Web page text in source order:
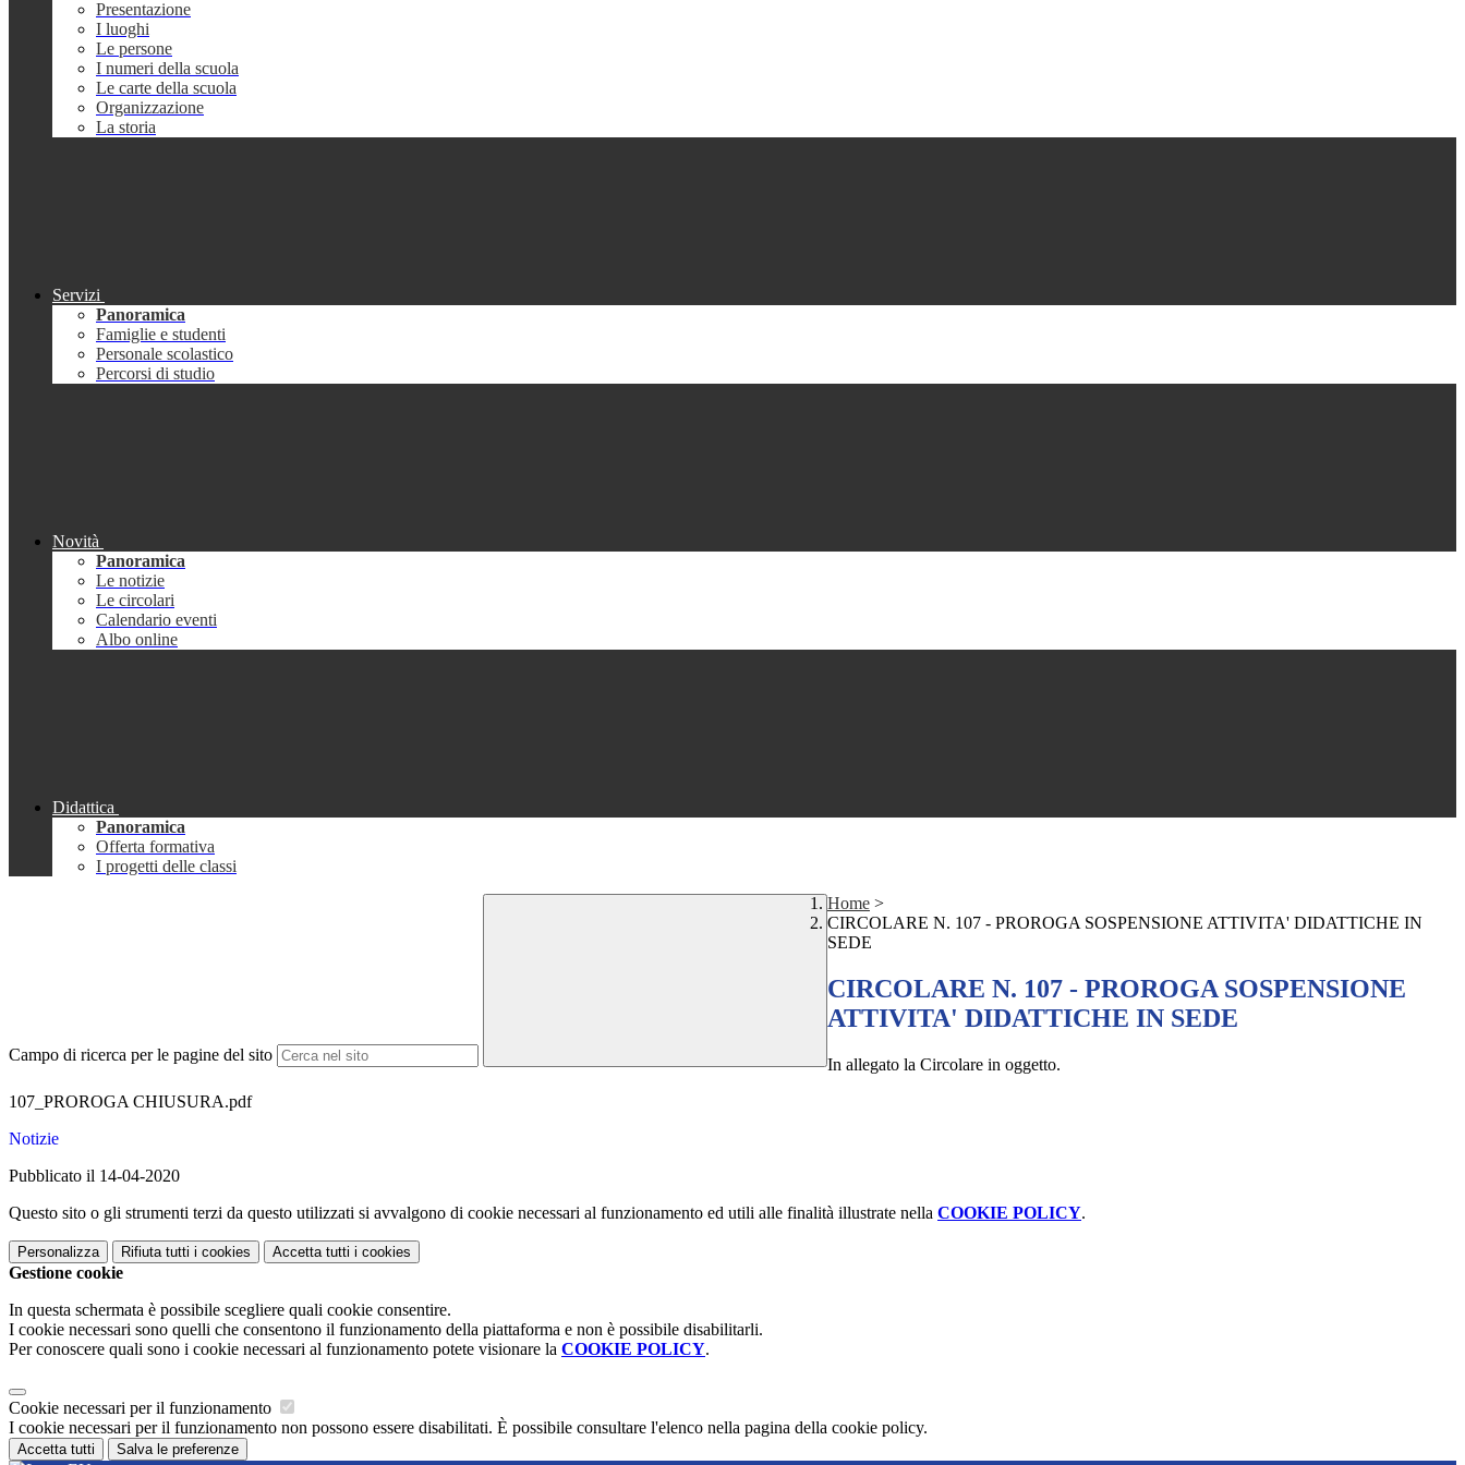
Presentazione
I luoghi
Le persone
I numeri della scuola
Le carte della scuola
Organizzazione
La storia
Servizi
Panoramica
Famiglie e studenti
Personale scolastico
Percorsi di studio
Novità
Panoramica
Le notizie
Le circolari
Calendario eventi
Albo online
Didattica
Panoramica
Offerta formativa
I progetti delle classi
Campo di ricerca per le pagine del sito
Home >
CIRCOLARE N. 107 - PROROGA SOSPENSIONE ATTIVITA' DIDATTICHE IN
SEDE
CIRCOLARE N. 107 - PROROGA SOSPENSIONE
ATTIVITA' DIDATTICHE IN SEDE
In allegato la Circolare in oggetto.
107_PROROGA CHIUSURA.pdf
Notizie
Pubblicato il 14-04-2020
Questo sito o gli strumenti terzi da questo utilizzati si avvalgono di cookie necessari al funzionamento ed utili alle finalità illustrate nella COOKIE POLICY.
Personalizza Rifiuta tutti i cookies Accetta tutti i cookies
Gestione cookie
In questa schermata è possibile scegliere quali cookie consentire.
I cookie necessari sono quelli che consentono il funzionamento della piattaforma e non è possibile disabilitarli.
Per conoscere quali sono i cookie necessari al funzionamento potete visionare la COOKIE POLICY.
Cookie necessari per il funzionamento
I cookie necessari per il funzionamento non possono essere disabilitati. È possibile consultare l'elenco nella pagina della cookie policy.
Accetta tutti Salva le preferenze